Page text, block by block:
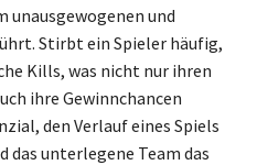
unausgewogenen und
Stirbt ein Spieler häufig,
Kills, was nicht nur ihren
ihre Gewinnchancen
den Verlauf eines Spiels
das unterlegene Team das